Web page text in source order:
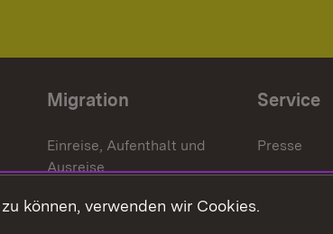
Migration
Einreise, Aufenthalt und
Ausreise
Asylbewerber und
Service
Presse
können, verwenden wir Cookies.